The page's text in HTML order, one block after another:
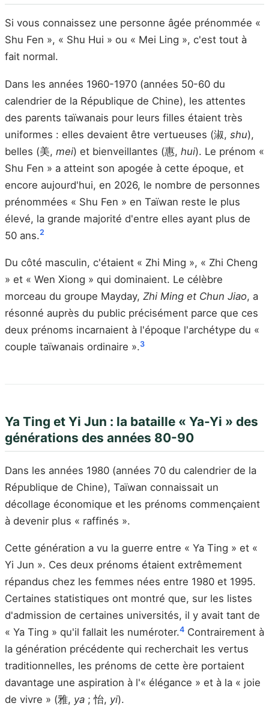
Si vous connaissez une personne âgée prénommée «
Shu Fen », « Shu Hui » ou « Mei Ling », c'est tout à
fait normal.
Dans les années 1960-1970 (années 50-60 du
calendrier de la République de Chine), les attentes
des parents taïwanais pour leurs filles étaient très
uniformes : elles devaient être vertueuses (淑, shu),
belles (美, mei) et bienveillantes (惠, hui). Le prénom «
Shu Fen » a atteint son apogée à cette époque, et
encore aujourd'hui, en 2026, le nombre de personnes
prénommées « Shu Fen » en Taïwan reste le plus
élevé, la grande majorité d'entre elles ayant plus de
50 ans.2
Du côté masculin, c'étaient « Zhi Ming », « Zhi Cheng
» et « Wen Xiong » qui dominaient. Le célèbre
morceau du groupe Mayday, Zhi Ming et Chun Jiao, a
résonné auprès du public précisément parce que ces
deux prénoms incarnaient à l'époque l'archétype du «
couple taïwanais ordinaire ».3
Ya Ting et Yi Jun : la bataille « Ya-Yi » des
générations des années 80-90
Dans les années 1980 (années 70 du calendrier de la
République de Chine), Taïwan connaissait un
décollage économique et les prénoms commençaient
à devenir plus « raffinés ».
Cette génération a vu la guerre entre « Ya Ting » et «
Yi Jun ». Ces deux prénoms étaient extrêmement
répandus chez les femmes nées entre 1980 et 1995.
Certaines statistiques ont montré que, sur les listes
d'admission de certaines universités, il y avait tant de
« Ya Ting » qu'il fallait les numéroter.4 Contrairement à
la génération précédente qui recherchait les vertus
traditionnelles, les prénoms de cette ère portaient
davantage une aspiration à l'« élégance » et à la « joie
de vivre » (雅, ya ; 怡, yi).